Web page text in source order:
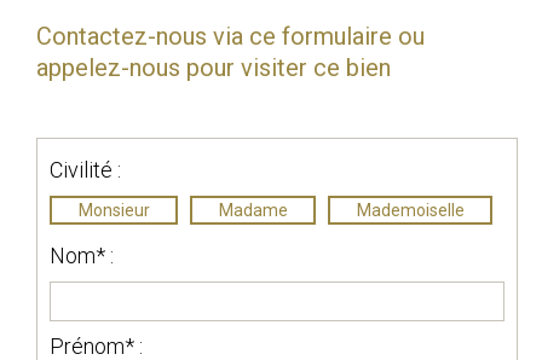
Contactez-nous via ce formulaire ou
appelez-nous pour visiter ce bien
Civilité :
Monsieur Madame Mademoiselle
Nom* :
Prénom* :